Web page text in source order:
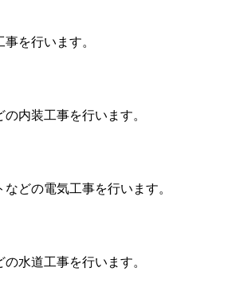
を行います。
内装工事を行います。
どの電気工事を行います。
水道工事を行います。